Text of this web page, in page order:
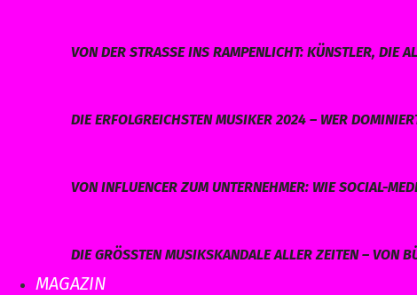
VON DER STRASSE INS RAMPENLICHT: KÜNSTLER, DIE
DIE ERFOLGREICHSTEN MUSIKER 2024 – WER
VON INFLUENCER ZUM UNTERNEHMER: WIE SOCIAL-
DIE GRÖSSTEN MUSIKSKANDALE ALLER ZEITEN – VON
MAGAZIN